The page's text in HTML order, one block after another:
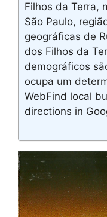
Filhos da Terra,
São Paulo,
geográficas de
dos Filhos da
demográficos
ocupa um
WebFind local
directions in